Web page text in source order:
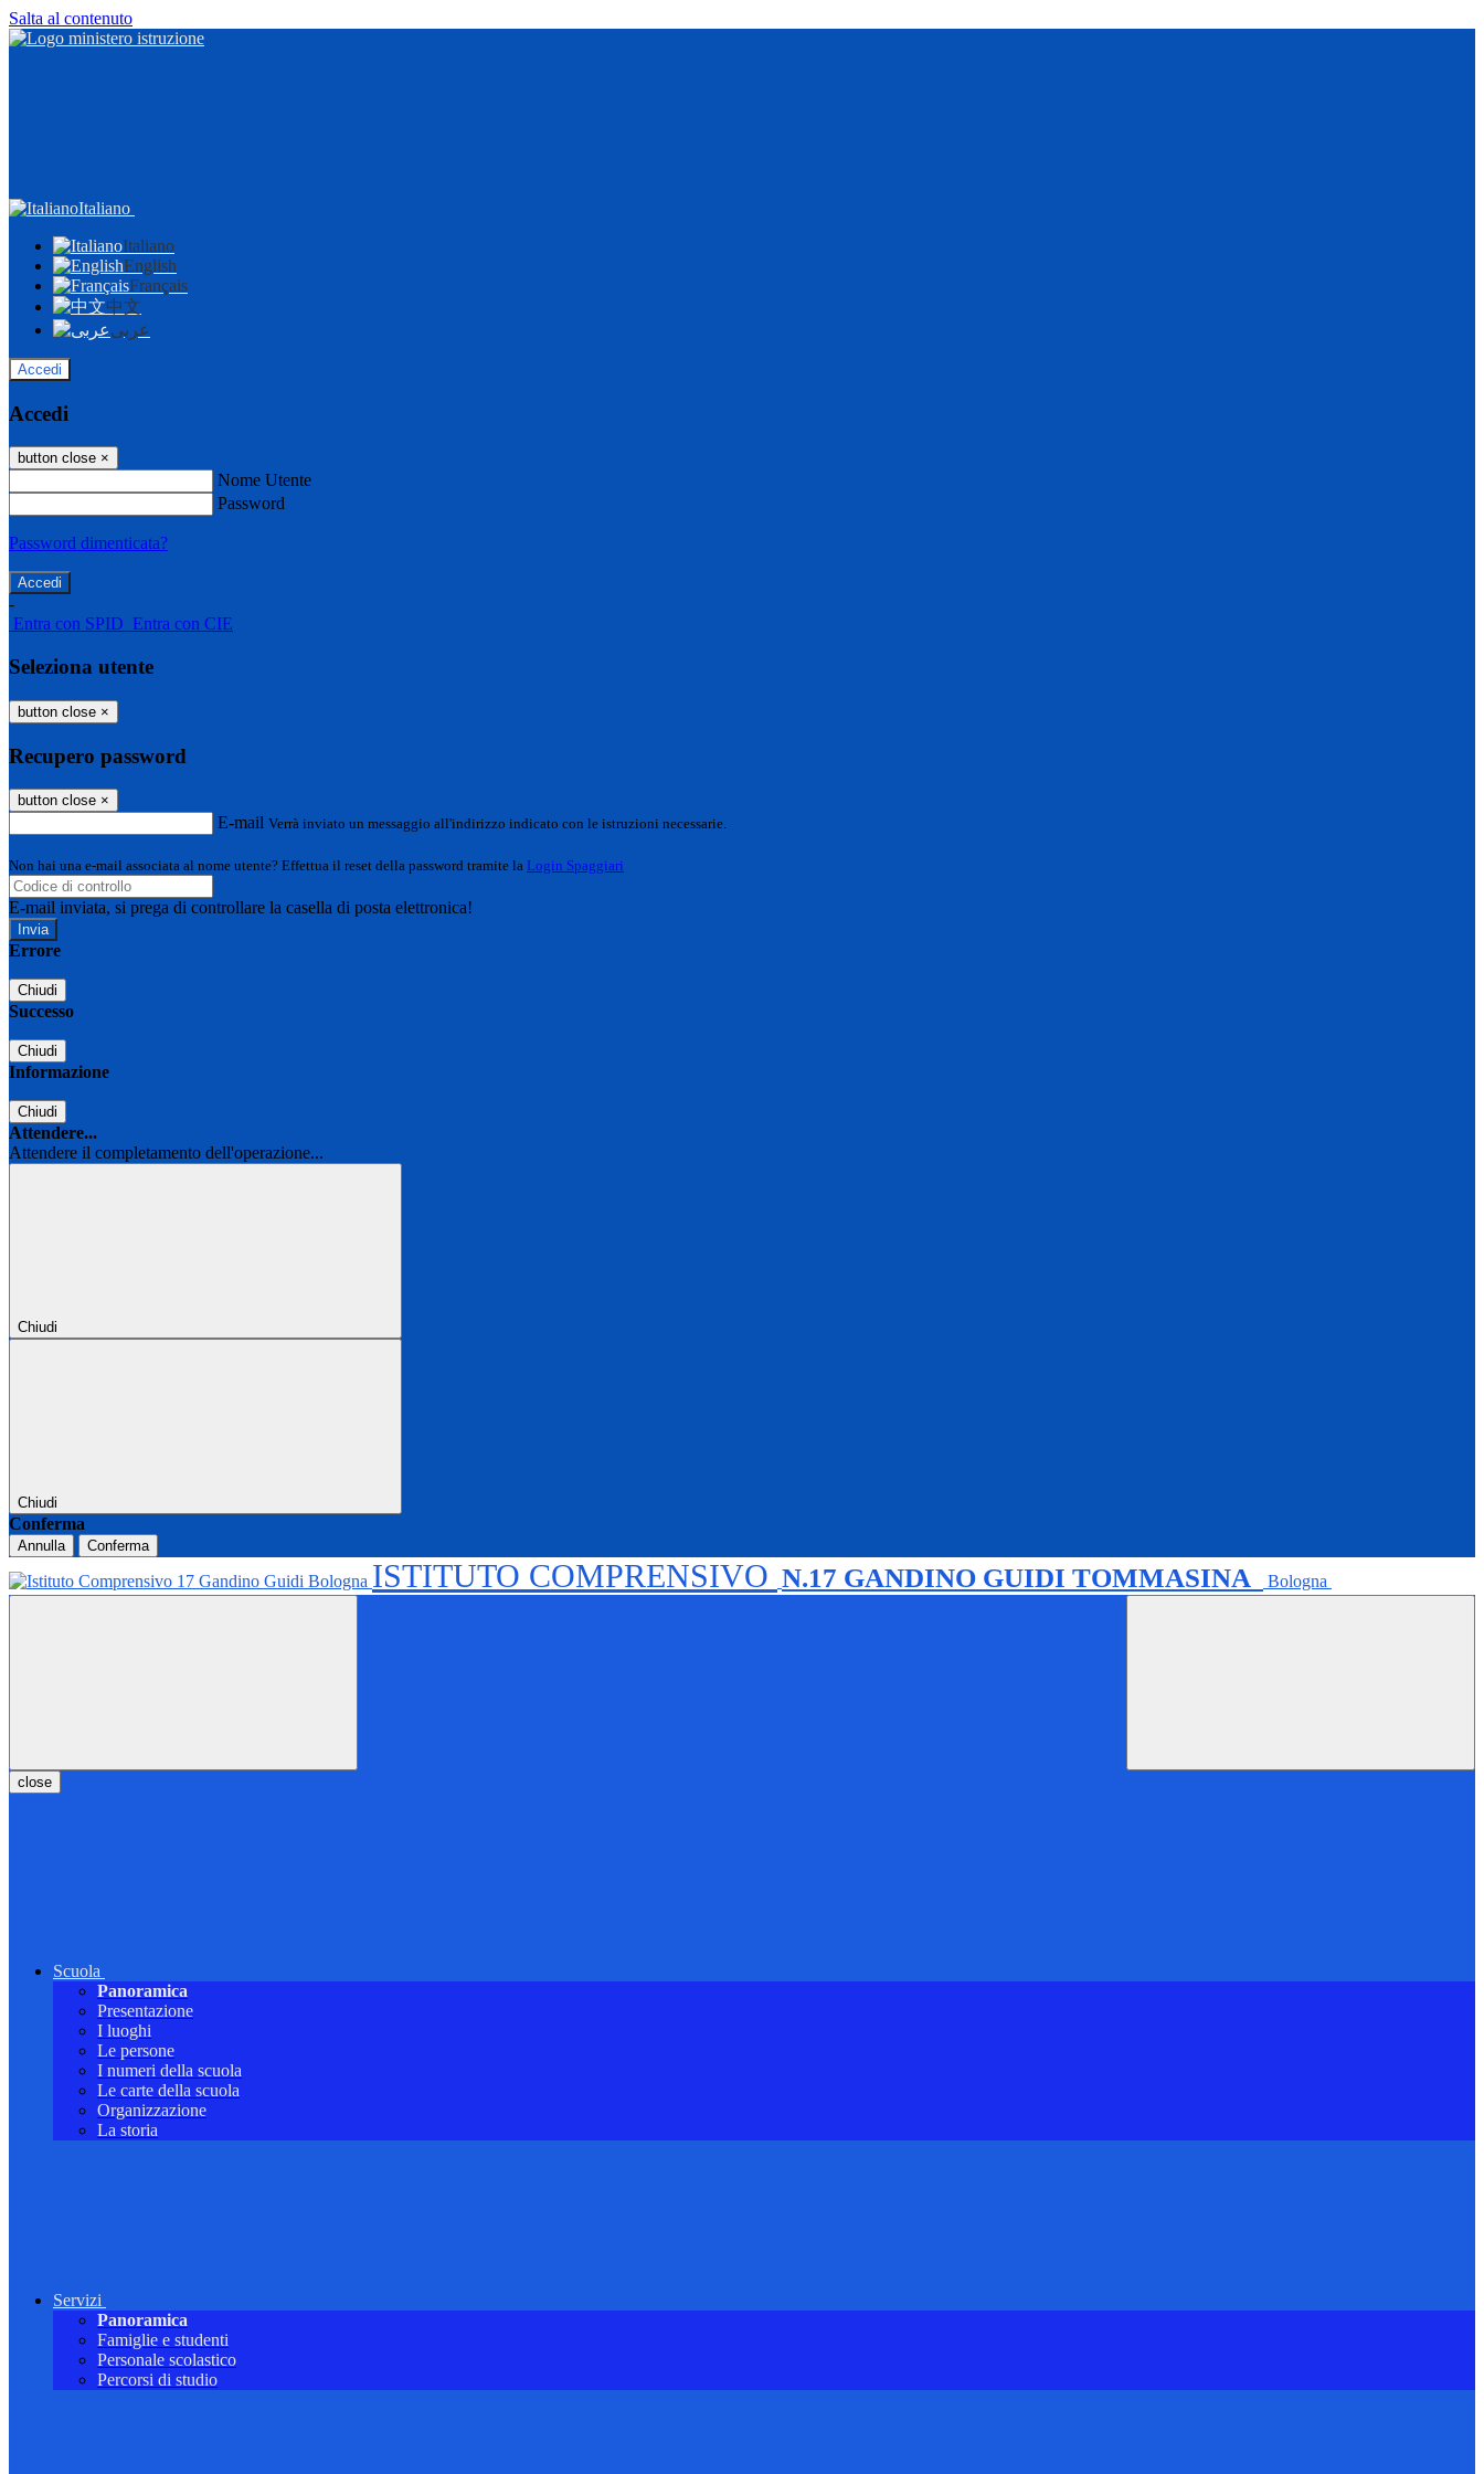
Salta al contenuto
Italiano
Italiano
English
Français
中文
عربى
Accedi
Accedi
button close ×
Nome Utente
Password
Password dimenticata?
-
Entra con SPID Entra con CIE
Seleziona utente
button close ×
Recupero password
button close ×
E-mail Verrà inviato un messaggio all'indirizzo indicato con le istruzioni necessarie.
Non hai una e-mail associata al nome utente? Effettua il reset della password tramite la Login Spaggiari
E-mail inviata, si prega di controllare la casella di posta elettronica!
Errore
Chiudi
Successo
Chiudi
Informazione
Chiudi
Attendere...
Attendere il completamento dell'operazione...
Chiudi
Chiudi
Conferma
Annulla Conferma
ISTITUTO COMPRENSIVO N.17 GANDINO GUIDI TOMMASINA Bologna
close
Scuola
Panoramica
Presentazione
I luoghi
Le persone
I numeri della scuola
Le carte della scuola
Organizzazione
La storia
Servizi
Panoramica
Famiglie e studenti
Personale scolastico
Percorsi di studio